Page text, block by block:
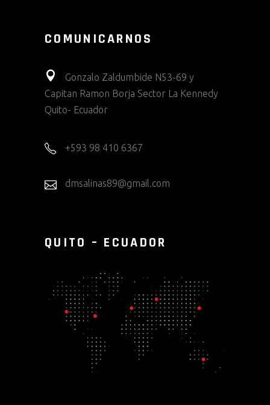
COMUNICARNOS
Gonzalo Zaldumbide N53-69 y
Capitan Ramon Borja Sector La Kennedy
Quito- Ecuador
+593 98 410 6367
dmsalinas89@gmail.com
QUITO – ECUADOR